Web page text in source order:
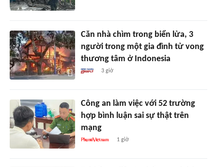
Căn nhà chìm trong biển lửa, 3
người trong một gia đình tử vong
thương tâm ở Indonesia
3 giờ
Công an làm việc với 52 trường
hợp bình luận sai sự thật trên
mạng
1 giờ